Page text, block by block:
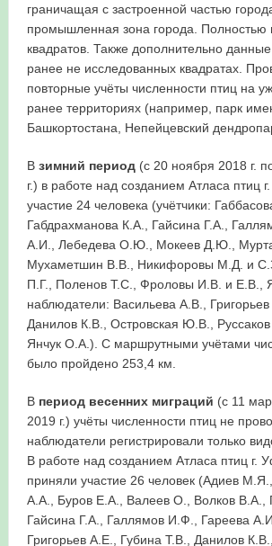
граничащая с застроенной частью
промышленная зона города. Полностью
квадратов. Также дополнительно
ранее не исследованных квадратах.
повторные учёты численности птиц на
ранее территориях (например, парк
Башкортостана, Непейцевский
В зимний период(с 20 ноября 2018 г.
г.) в работе над созданием Атласа птиц
участие 24 человека (учётчики:
Габдрахманова К.А., Гайсина Г.А.,
А.И., Лебедева О.Ю., Мокеев Д.Ю.,
Мухаметшин В.В., Никифоровы М.Д. и
П.Г., Поленов Т.С., Фроловы И.В. и Е.В.,
наблюдатели: Васильева А.В., Григорьев
Данилов К.В., Островская Ю.В.,
Янчук О.А.). С маршрутными учётами
было пройдено 253,4 км.
В период весенних миграций (с 11
2019 г.) учёты численности птиц не
наблюдатели регистрировали только
В работе над созданием Атласа птиц г.
приняли участие 26 человек (Адиев
А.А., Буров Е.А., Валеев О., Волков В.А.,
Гайсина Г.А., Галлямов И.Ф., Гареева
Григорьев А.Е., Губина Т.В., Данилов